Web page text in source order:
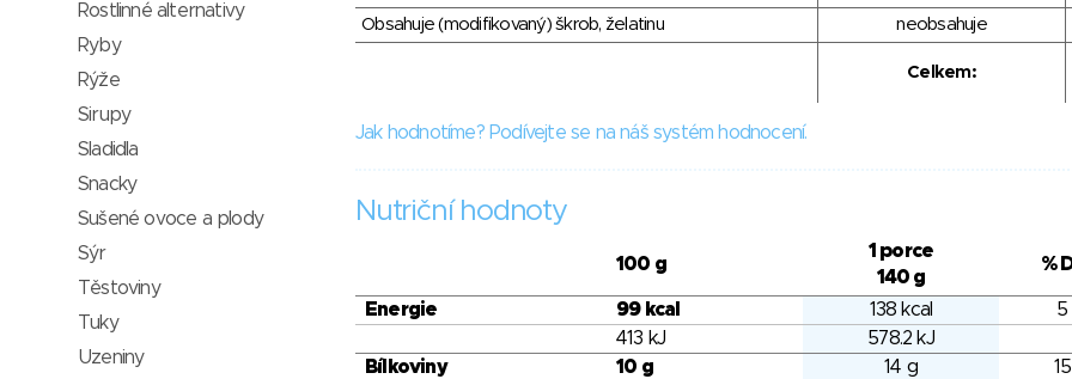
Obsahuje (modifikovaný) škrob, želatinu
neobsahuje
Celkem:
Jak hodnotíme? Podívejte se na náš systém hodnocení.
Nutriční hodnoty
100 g
1 porce
140 g
%
Energie 99 kcal 138 kcal
5
413 kJ
578.2 kJ
Bílkoviny
10 g 14 g
Rostlinné alternativy
Ryby
Rýže
Sirupy
Sladidla
Snacky
Sušené ovoce a plody
Sýr
Těstoviny
Tuky
Uzeniny